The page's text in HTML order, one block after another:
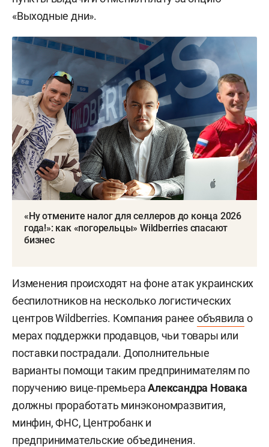
«Выходные дни».
«Ну отмените налог для селлеров до конца 2026
года!»: как «погорельцы» Wildberries спасают
бизнес
Изменения происходят на фоне атак украинских
беспилотников на несколько логистических
центров Wildberries. Компания ранее объявила о
мерах поддержки продавцов, чьи товары или
поставки пострадали. Дополнительные
варианты помощи таким предпринимателям по
поручению вице-премьераАлександра Новака
должны проработать минэкономразвития,
минфин, ФНС, Центробанк и
предпринимательские объединения.